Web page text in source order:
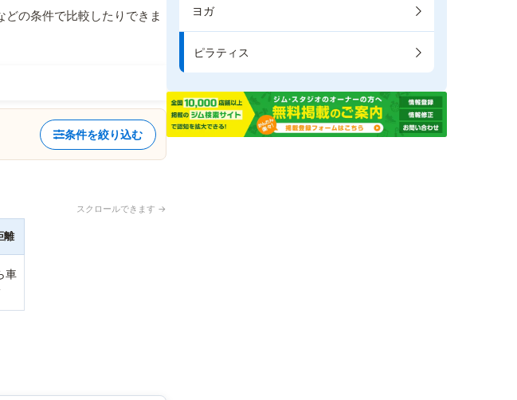
の条件で比較したりできま
条件を絞り込む
スクロールできます →
離
車
ヨガ
ピラティス